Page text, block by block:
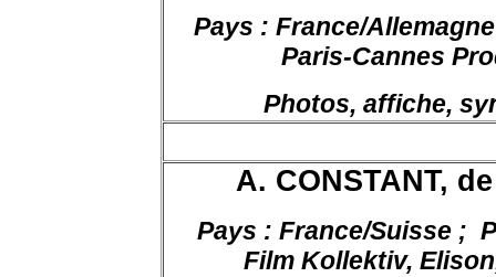
Pays : France/
Paris-Cannes
Photos, affiche,
A. CONSTANT,
Pays : France/Suisse ;
Film Kollektiv,